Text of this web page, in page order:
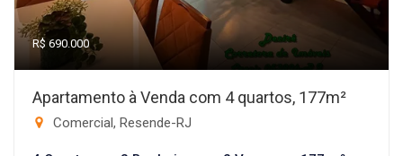
R$ 690.000
Apartamento à Venda com 4 quartos, 177m²
Comercial, Resende-RJ